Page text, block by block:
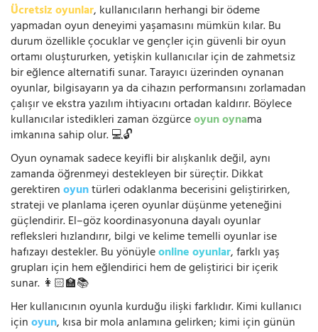
Ücretsiz oyunlar, kullanıcıların herhangi bir ödeme
yapmadan oyun deneyimi yaşamasını mümkün kılar. Bu
durum özellikle çocuklar ve gençler için güvenli bir oyun
ortamı oluştururken, yetişkin kullanıcılar için de zahmetsiz
bir eğlence alternatifi sunar. Tarayıcı üzerinden oynanan
oyunlar, bilgisayarın ya da cihazın performansını zorlamadan
çalışır ve ekstra yazılım ihtiyacını ortadan kaldırır. Böylece
kullanıcılar istedikleri zaman özgürceoyun oynama
imkanına sahip olur. 💻🔓
Oyun oynamak sadece keyifli bir alışkanlık değil, aynı
zamanda öğrenmeyi destekleyen bir süreçtir. Dikkat
gerektirenoyuntürleri odaklanma becerisini geliştirirken,
strateji ve planlama içeren oyunlar düşünme yeteneğini
güçlendirir. El–göz koordinasyonuna dayalı oyunlar
refleksleri hızlandırır, bilgi ve kelime temelli oyunlar ise
hafızayı destekler. Bu yönüyleonline oyunlar, farklı yaş
grupları için hem eğlendirici hem de geliştirici bir içerik
sunar. 👩🏻‍🏫📚
Her kullanıcının oyunla kurduğu ilişki farklıdır. Kimi kullanıcı
içinoyun, kısa bir mola anlamına gelirken; kimi için günün